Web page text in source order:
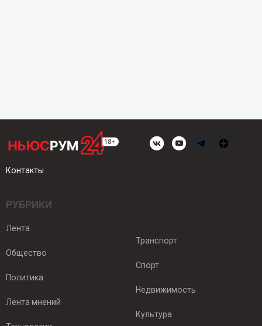
Контакты
РУБРИКИ
Лента
Общество
Политика
Лента мнений
Транспорт
Спорт
Недвижимость
Культура